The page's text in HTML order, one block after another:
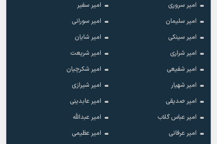
امیر سروری
امیر سفیر
امیر سلیمان
امیر سورانی
امیر سینکی
امیر شایان
امیر شراری
امیر شریعت
امیر شفیعی
امیر شکرچیان
امیر شهیار
امیر شیرازی
امیر صدیقی
امیر عابدینی
امیر عباس گلاب
امیر عبدالله
امیر عرفانی
امیر عظیمی